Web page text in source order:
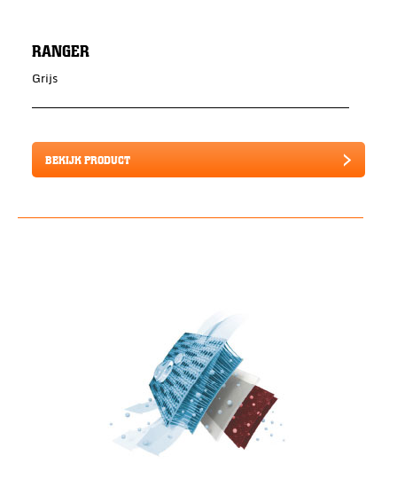
RANGER
Grijs
BEKIJK PRODUCT